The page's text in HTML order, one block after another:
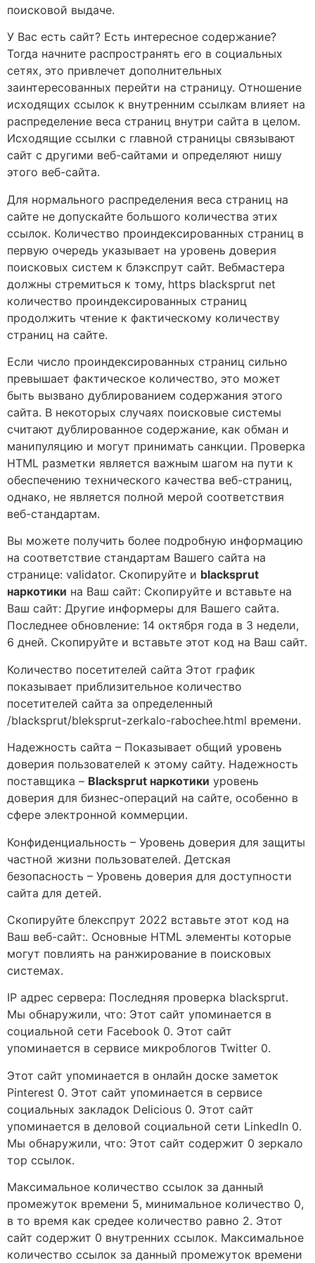
поисковой выдаче.
У Вас есть сайт? Есть интересное содержание?
Тогда начните распространять его в социальных
сетях, это привлечет дополнительных
заинтересованных перейти на страницу. Отношение
исходящих ссылок к внутренним ссылкам влияет на
распределение веса страниц внутри сайта в целом.
Исходящие ссылки с главной страницы связывают
сайт с другими веб-сайтами и определяют нишу
этого веб-сайта.
Для нормального распределения веса страниц на
сайте не допускайте большого количества этих
ссылок. Количество проиндексированных страниц в
первую очередь указывает на уровень доверия
поисковых систем к блэкспрут сайт. Вебмастера
должны стремиться к тому, https blacksprut net
количество проиндексированных страниц
продолжить чтение к фактическому количеству
страниц на сайте.
Если число проиндексированных страниц сильно
превышает фактическое количество, это может
быть вызвано дублированием содержания этого
сайта. В некоторых случаях поисковые системы
считают дублированное содержание, как обман и
манипуляцию и могут принимать санкции. Проверка
HTML разметки является важным шагом на пути к
обеспечению технического качества веб-страниц,
однако, не является полной мерой соответствия
веб-стандартам.
Вы можете получить более подробную информацию
на соответствие стандартам Вашего сайта на
странице: validator. Скопируйте и blacksprut
наркотики на Ваш сайт: Скопируйте и вставьте на
Ваш сайт: Другие информеры для Вашего сайта.
Последнее обновление: 14 октября года в 3 недели,
6 дней. Скопируйте и вставьте этот код на Ваш сайт.
Количество посетителей сайта Этот график
показывает приблизительное количество
посетителей сайта за определенный
/blacksprut/bleksprut-zerkalo-rabochee.html времени.
Надежность сайта – Показывает общий уровень
доверия пользователей к этому сайту. Надежность
поставщика – Blacksprut наркотики уровень
доверия для бизнес-операций на сайте, особенно в
сфере электронной коммерции.
Конфиденциальность – Уровень доверия для защиты
частной жизни пользователей. Детская
безопасность – Уровень доверия для доступности
сайта для детей.
Скопируйте блекспрут 2022 вставьте этот код на
Ваш веб-сайт:. Основные HTML элементы которые
могут повлиять на ранжирование в поисковых
системах.
IP адрес сервера: Последняя проверка blacksprut.
Мы обнаружили, что: Этот сайт упоминается в
социальной сети Facebook 0. Этот сайт
упоминается в сервисе микроблогов Twitter 0.
Этот сайт упоминается в онлайн доске заметок
Pinterest 0. Этот сайт упоминается в сервисе
социальных закладок Delicious 0. Этот сайт
упоминается в деловой социальной сети LinkedIn 0.
Мы обнаружили, что: Этот сайт содержит 0 зеркало
тор ссылок.
Максимальное количество ссылок за данный
промежуток времени 5, минимальное количество 0,
в то время как средее количество равно 2. Этот
сайт содержит 0 внутренних ссылок. Максимальное
количество ссылок за данный промежуток времени